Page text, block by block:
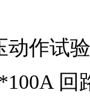
作试验
回